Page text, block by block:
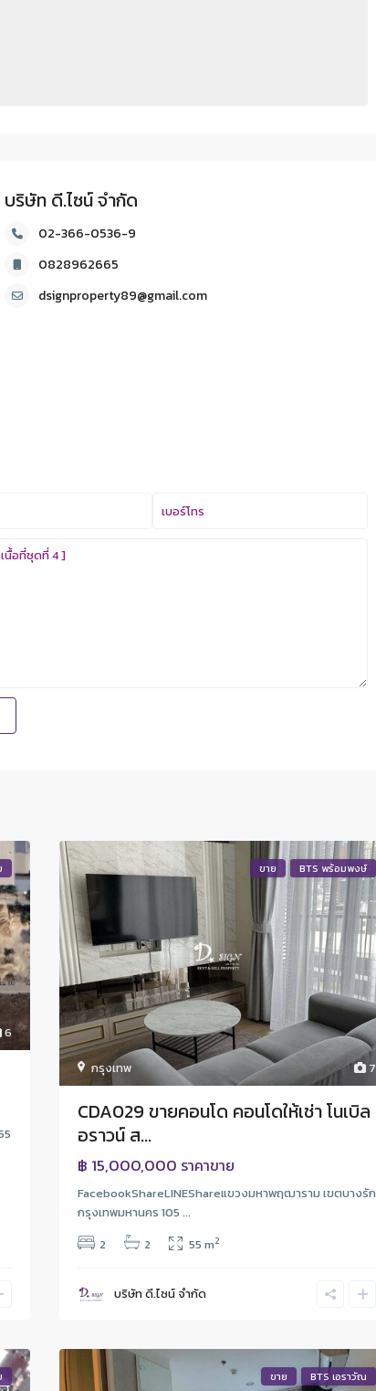
บริษัท ดี.ไซน์ จํากัด
02-366-0536-9
0828962665
dsignproperty89@gmail.com
6
7
กรุงเทพ
ขาย BTS พร้อมพงษ์
CDA029 ขายคอนโด คอนโดให้เช่า โนเบิล
อราวน์ ส...
฿ 15,000,000 ราคาขาย
FacebookShareLINEShareแขวงมหาพฤฒาราม เขตบางรัก
กรุงเทพมหานคร 105 ...
2
2 55 m2
บริษัท ดี.ไซน์ จํากัด
ขาย BTS เอราวัณ